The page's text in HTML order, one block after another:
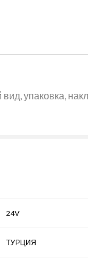
упаковка,
24V
ТУРЦИЯ